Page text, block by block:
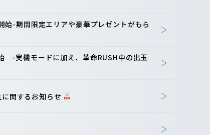
-期間限定エリアや豪華プレゼントがもら
-実機モードに加え、革命RUSH中の出玉
関するお知らせ